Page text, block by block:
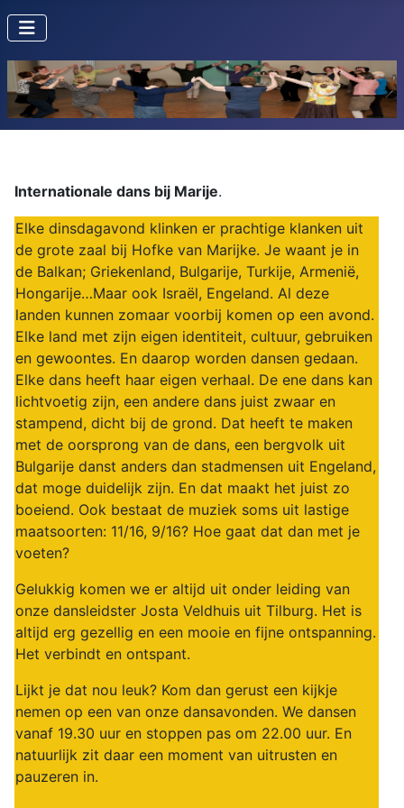
Internationale dans bij Marije.
Elke dinsdagavond klinken er prachtige klanken uit
de grote zaal bij Hofke van Marijke. Je waant je in
de Balkan; Griekenland, Bulgarije, Turkije, Armenië,
Hongarije…Maar ook Israël, Engeland. Al deze
landen kunnen zomaar voorbij komen op een avond.
Elke land met zijn eigen identiteit, cultuur, gebruiken
en gewoontes. En daarop worden dansen gedaan.
Elke dans heeft haar eigen verhaal. De ene dans kan
lichtvoetig zijn, een andere dans juist zwaar en
stampend, dicht bij de grond. Dat heeft te maken
met de oorsprong van de dans, een bergvolk uit
Bulgarije danst anders dan stadmensen uit Engeland,
dat moge duidelijk zijn. En dat maakt het juist zo
boeiend. Ook bestaat de muziek soms uit lastige
maatsoorten: 11/16, 9/16? Hoe gaat dat dan met je
voeten?
Gelukkig komen we er altijd uit onder leiding van
onze dansleidster Josta Veldhuis uit Tilburg. Het is
altijd erg gezellig en een mooie en fijne ontspanning.
Het verbindt en ontspant.
Lijkt je dat nou leuk? Kom dan gerust een kijkje
nemen op een van onze dansavonden. We dansen
vanaf 19.30 uur en stoppen pas om 22.00 uur. En
natuurlijk zit daar een moment van uitrusten en
pauzeren in.